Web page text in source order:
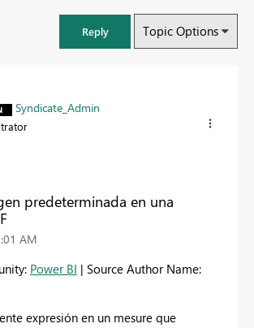
Reply Topic Options
Syndicate_Admin
predeterminada en una
AM
Power BI | Source Author Name:
expresión en un mesure que